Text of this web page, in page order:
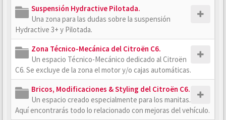
Suspensión Hydractive Pilotada.
Una zona para las dudas sobre la suspensión
Hydractive 3+ y Pilotada.
Zona Técnico-Mecánica del Citroën C6.
Un espacio Técnico-Mecánico dedicado al Citroën
C6. Se excluye de la zona el motor y/o cajas automáticas.
Bricos, Modificaciones & Styling del Citroën C6.
Un espacio creado especialmente para los manitas.
Aquí encontrarás todo lo relacionado con mejoras del vehículo.